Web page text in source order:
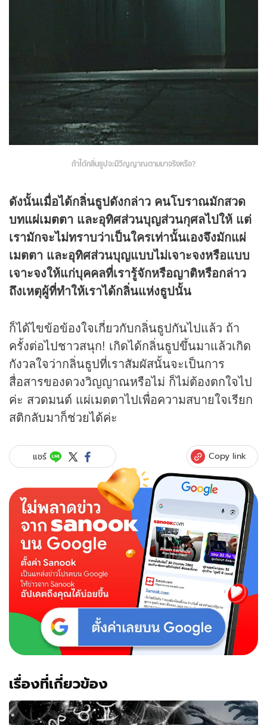
ถ้าได้กลิ่นธูปจะมีวิญญาณตามมาจริงหรือ?
ดังนั้นเมื่อได้กลิ่นธูปดังกล่าว คนโบราณมักสวด
บทแผ่เมตตา และอุทิศส่วนบุญส่วนกุศลไปให้ แต่
เรามักจะไม่ทราบว่าเป็นใครเท่านั้นเองจึงมักแผ่
เมตตา และอุทิศส่วนบุญแบบไม่เจาะจงหรือแบบ
เจาะจงให้แก่บุคคลที่เรารู้จักหรือญาติหรือกล่าว
ถึงเหตุผู้ที่ทำให้เราได้กลิ่นแห่งธูปนั้น
ก็ได้ไขข้อข้องใจเกี่ยวกับกลิ่นธูปกันไปแล้ว ถ้า
ครั้งต่อไปชาวสนุก! เกิดได้กลิ่นธูปขึ้นมาแล้วเกิด
กังวลใจว่ากลิ่นธูปที่เราสัมผัสนั้นจะเป็นการ
สื่อสารของดวงวิญญาณหรือไม่ ก็ไม่ต้องตกใจไป
ค่ะ สวดมนต์ แผ่เมตตาไปเพื่อความสบายใจเรียก
สติกลับมาก็ช่วยได้ค่ะ
แชร์ Copy link
เรื่องที่เกี่ยวข้อง